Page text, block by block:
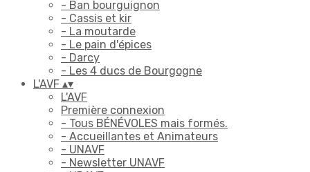
- Ban bourguignon
- Cassis et kir
- La moutarde
- Le pain d'épices
- Darcy
- Les 4 ducs de Bourgogne
L'AVF ▴▾
L'AVF
Première connexion
- Tous BÉNÉVOLES mais formés.
- Accueillantes et Animateurs
- UNAVF
- Newsletter UNAVF